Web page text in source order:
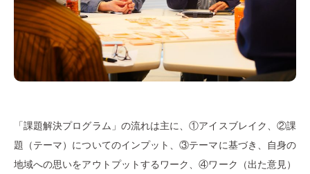
「課題解決プログラム」の流れは主に、①アイスブレイク、②課
題（テーマ）についてのインプット、③テーマに基づき、自身の
地域への思いをアウトプットするワーク、④ワーク（出た意見）